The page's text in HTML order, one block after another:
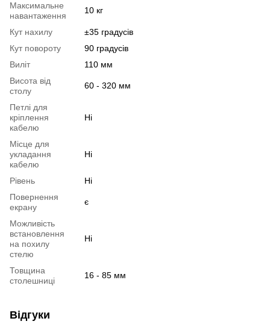
Максимальне
навантаження
10 кг
Кут нахилу
±35 градусів
Кут повороту
90 градусів
Виліт
110 мм
Висота від
столу
60 - 320 мм
Петлі для
кріплення
кабелю
Ні
Місце для
укладання
кабелю
Ні
Рівень
Ні
Повернення
екрану
є
Можливість
встановлення
на похилу
стелю
Ні
Товщина
столешниці
16 - 85 мм
Відгуки